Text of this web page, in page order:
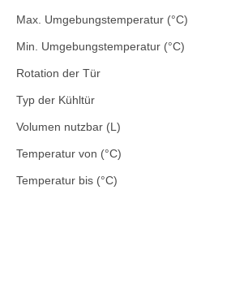
718
720
740
744
Max. Umgebungstemperatur (°C)
Min. Umgebungstemperatur (°C)
Rotation der Tür
Typ der Kühltür
Volumen nutzbar (L)
Temperatur von (°C)
Temperatur bis (°C)